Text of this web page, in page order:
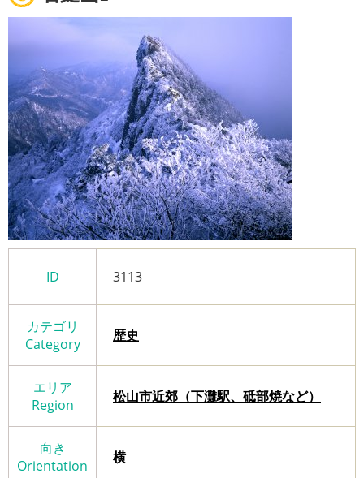
ID 3113
カテゴリ
Category
歴史
エリア
Region
松山市近郊（下灘駅、砥部焼など）
向き
Orientation
横